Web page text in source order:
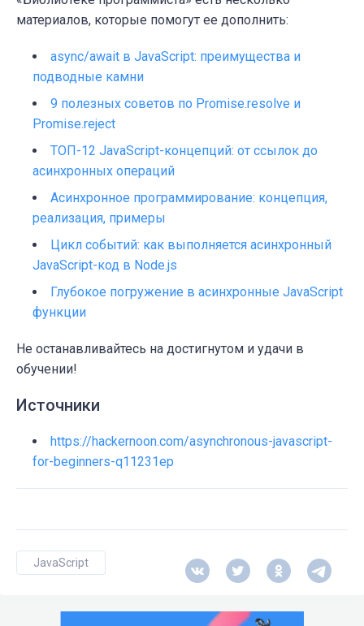
материалов, которые помогут ее дополнить:
async/await в JavaScript: преимущества и
подводные камни
9 полезных советов по Promise.resolve и
Promise.reject
TOП-12 JavaScript-концепций: от ссылок до
асинхронных операций
Асинхронное программирование: концепция,
реализация, примеры
Цикл событий: как выполняется асинхронный
JavaScript-код в Node.js
Глубокое погружение в асинхронные JavaScript
функции
Не останавливайтесь на достигнутом и удачи в
обучении!
Источники
https://hackernoon.com/asynchronous-javascript-
for-beginners-q11231ep
JavaScript